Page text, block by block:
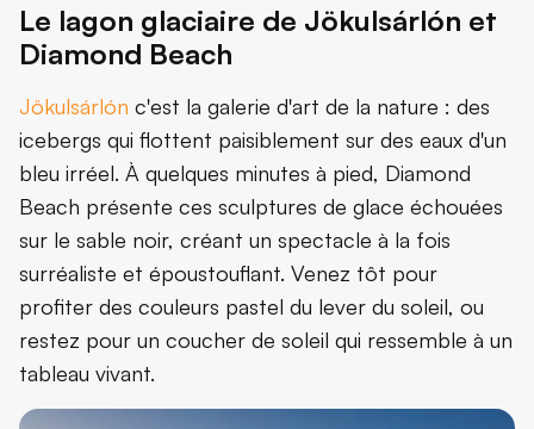
Le lagon glaciaire de Jökulsárlón et
Diamond Beach
Jökulsárlón c'est la galerie d'art de la nature : des
icebergs qui flottent paisiblement sur des eaux d'un
bleu irréel. À quelques minutes à pied, Diamond
Beach présente ces sculptures de glace échouées
sur le sable noir, créant un spectacle à la fois
surréaliste et époustouflant. Venez tôt pour
profiter des couleurs pastel du lever du soleil, ou
restez pour un coucher de soleil qui ressemble à un
tableau vivant.